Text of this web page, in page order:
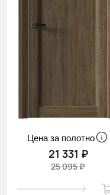
Цена за полотно
21 331 ₽
25 095 ₽